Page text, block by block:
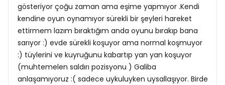
gösteriyor çoğu zaman ama eşime yapmıyor .Kendi
kendine oyun oynamıyor sürekli bir şeyleri hareket
ettirmem lazım bıraktığım anda oyunu bırakıp bana
sarıyor :) evde sürekli koşuyor ama normal koşmuyor
:) tüylerini ve kuyruğunu kabartıp yan yan koşuyor
(muhtemelen saldırı pozisyonu ) Galiba
anlaşamıyoruz :( sadece uykuluyken uysallaşıyor. Birde